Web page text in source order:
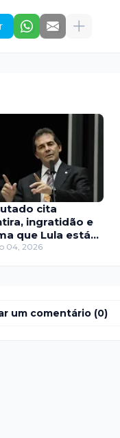
cita
ingratidão e
que Lula está
04, 2026
um comentário (0)